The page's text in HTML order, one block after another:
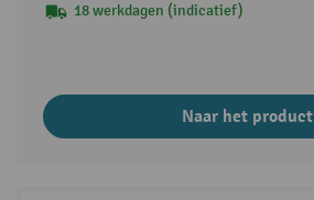
18 werkdagen (indicatief)
Naar het product